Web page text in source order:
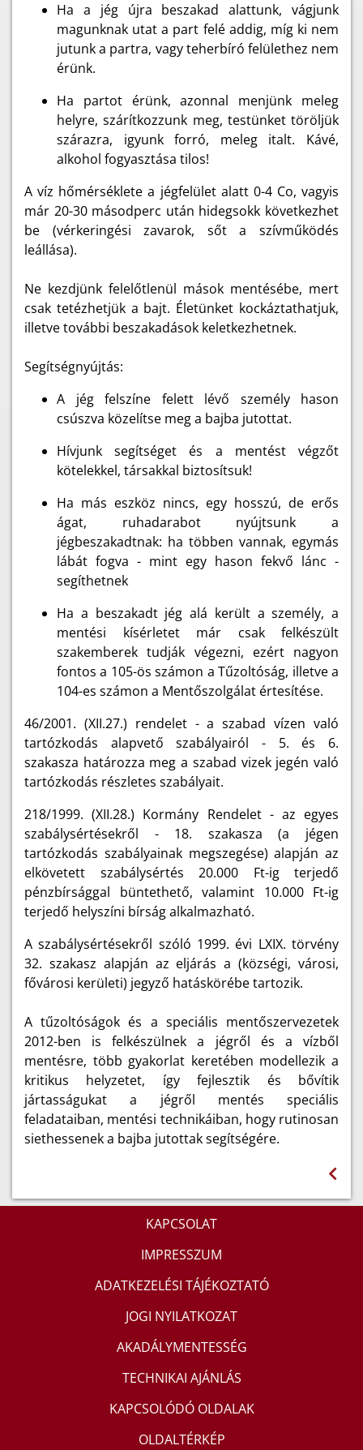
Ha a jég újra beszakad alattunk, vágjunk
magunknak utat a part felé addig, míg ki nem
jutunk a partra, vagy teherbíró felülethez nem
érünk.
Ha partot érünk, azonnal menjünk meleg
helyre, szárítkozzunk meg, testünket töröljük
szárazra, igyunk forró, meleg italt. Kávé,
alkohol fogyasztása tilos!
A víz hőmérséklete a jégfelület alatt 0-4 Co, vagyis
már 20-30 másodperc után hidegsokk következhet
be (vérkeringési zavarok, sőt a szívműködés
leállása).
Ne kezdjünk felelőtlenül mások mentésébe, mert
csak tetézhetjük a bajt. Életünket kockáztathatjuk,
illetve további beszakadások keletkezhetnek.
Segítségnyújtás:
A jég felszíne felett lévő személy hason
csúszva közelítse meg a bajba jutottat.
Hívjunk segítséget és a mentést végzőt
kötelekkel, társakkal biztosítsuk!
Ha más eszköz nincs, egy hosszú, de erős
ágat, ruhadarabot nyújtsunk a
jégbeszakadtnak: ha többen vannak, egymás
lábát fogva - mint egy hason fekvő lánc -
segíthetnek
Ha a beszakadt jég alá került a személy, a
mentési kísérletet már csak felkészült
szakemberek tudják végezni, ezért nagyon
fontos a 105-ös számon a Tűzoltóság, illetve a
104-es számon a Mentőszolgálat értesítése.
46/2001. (XII.27.) rendelet - a szabad vízen való
tartózkodás alapvető szabályairól - 5. és 6.
szakasza határozza meg a szabad vizek jegén való
tartózkodás részletes szabályait.
218/1999. (XII.28.) Kormány Rendelet - az egyes
szabálysértésekről - 18. szakasza (a jégen
tartózkodás szabályainak megszegése) alapján az
elkövetett szabálysértés 20.000 Ft-ig terjedő
pénzbírsággal büntethető, valamint 10.000 Ft-ig
terjedő helyszíni bírság alkalmazható.
A szabálysértésekről szóló 1999. évi LXIX. törvény
32. szakasz alapján az eljárás a (községi, városi,
fővárosi kerületi) jegyző hatáskörébe tartozik.
A tűzoltóságok és a speciális mentőszervezetek
2012-ben is felkészülnek a jégről és a vízből
mentésre, több gyakorlat keretében modellezik a
kritikus helyzetet, így fejlesztik és bővítik
jártasságukat a jégről mentés speciális
feladataiban, mentési technikáiban, hogy rutinosan
siethessenek a bajba jutottak segítségére.
KAPCSOLAT
IMPRESSZUM
ADATKEZELÉSI TÁJÉKOZTATÓ
JOGI NYILATKOZAT
AKADÁLYMENTESSÉG
TECHNIKAI AJÁNLÁS
KAPCSOLÓDÓ OLDALAK
OLDALTÉRKÉP